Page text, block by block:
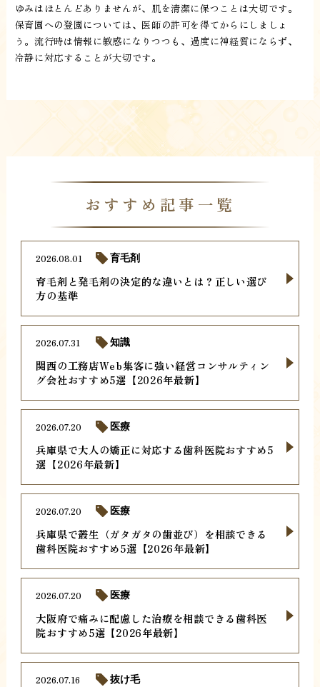
ゆみはほとんどありませんが、肌を清潔に保つことは大切です。
保育園への登園については、医師の許可を得てからにしましょ
う。流行時は情報に敏感になりつつも、過度に神経質にならず、
冷静に対応することが大切です。
おすすめ記事一覧
育毛剤と発毛剤の決定的な違いとは？正しい選び
方の基準
2026.08.01 育毛剤
関西の工務店Web集客に強い経営コンサルティン
グ会社おすすめ5選【2026年最新】
2026.07.31 知識
兵庫県で大人の矯正に対応する歯科医院おすすめ5
選【2026年最新】
2026.07.20 医療
兵庫県で叢生（ガタガタの歯並び）を相談できる
歯科医院おすすめ5選【2026年最新】
2026.07.20 医療
大阪府で痛みに配慮した治療を相談できる歯科医
院おすすめ5選【2026年最新】
2026.07.20 医療
2026.07.16 抜け毛